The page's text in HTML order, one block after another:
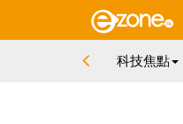
科技焦點